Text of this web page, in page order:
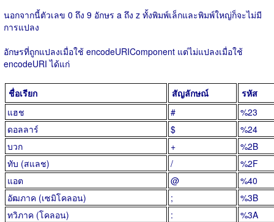
นอกจากนี้ตัวเลข 0 ถึง 9 อักษร a ถึง z ทั้งพิมพ์เล็กและพิมพ์ใหญ่ก็จะไม่มี
การแปลง
อักษรที่ถูกแปลงเมื่อใช้ encodeURIComponent แต่ไม่แปลงเมื่อใช้
encodeURI ได้แก่
ชื่อเรียก สัญลักษณ์
รหัส
แฮช
#
%23
ดอลลาร์
$
%24
บวก
+
%2B
ทับ (สแลช)
/
%2F
แอต
@
%40
อัฒภาค (เซมิโคลอน)
;
%3B
ทวิภาค (โคลอน)
:
%3A